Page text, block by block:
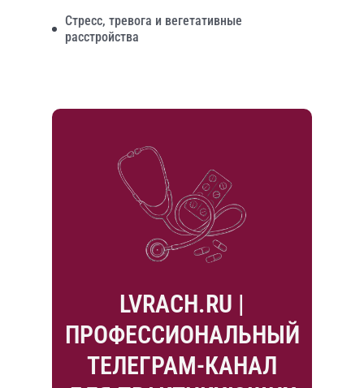
Стресс, тревога и вегетативные
расстройства
LVRACH.RU |
ПРОФЕССИОНАЛЬНЫЙ
ТЕЛЕГРАМ-КАНАЛ